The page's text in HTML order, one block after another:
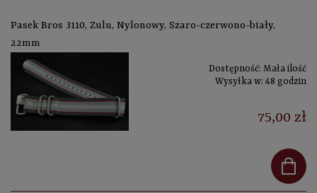
Pasek Bros 3110, Zulu, Nylonowy, Szaro-czerwono-biały,
22mm
Dostępność: Mała ilość
Wysyłka w: 48 godzin
75,00 zł